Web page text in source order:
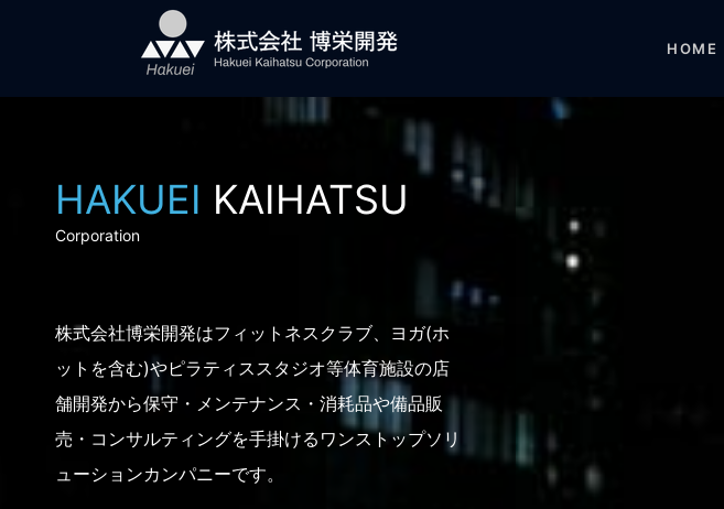
HOME
HAKUEI KAIHATSU
Corporation
株式会社博栄開発はフィットネスクラブ、ヨガ(ホ
ットを含む)やピラティススタジオ等体育施設の店
舗開発から保守・メンテナンス・消耗品や備品販
売・コンサルティングを手掛けるワンストップソリ
ューションカンパニーです。